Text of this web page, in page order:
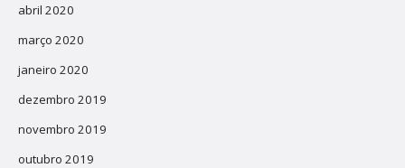
abril 2020
março 2020
janeiro 2020
dezembro 2019
novembro 2019
outubro 2019